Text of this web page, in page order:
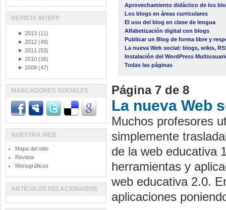
Aprovechamiento didáctico de los
Los blogs en áreas curriculares
El uso del blog en clase de lengua
Alfabetización digital con blogs
Publicar un Blog de forma libre y
La nueva Web social: blogs, wikis,
Instalación del WordPress
Todas las páginas
Página 7 de 8
La nueva Web
Muchos profesores
simplemente
de la web educativa
herramientas y
web educativa 2.0.
aplicaciones
REVISTA INTEFP
► 2013 (11)
► 2012 (49)
► 2011 (53)
► 2010 (36)
► 2009 (47)
MARCADORES SOCIALES
NUESTRA WEB
Mapa del sitio
Revista
Monográficos
ARTÍCULOS RELACIONADOS